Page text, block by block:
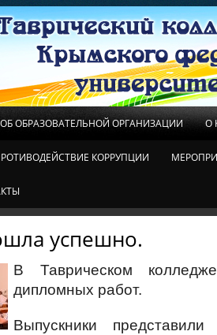
ОБРАЗОВАТЕЛЬНОЙ ОРГАНИЗАЦИИ О
КОРРУПЦИИ
успешно.
В Таврическом
дипломных работ.
Выпускники